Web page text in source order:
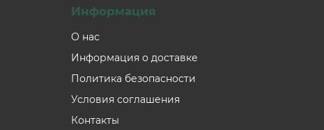
Информация
О нас
Информация о доставке
Политика безопасности
Условия соглашения
Контакты